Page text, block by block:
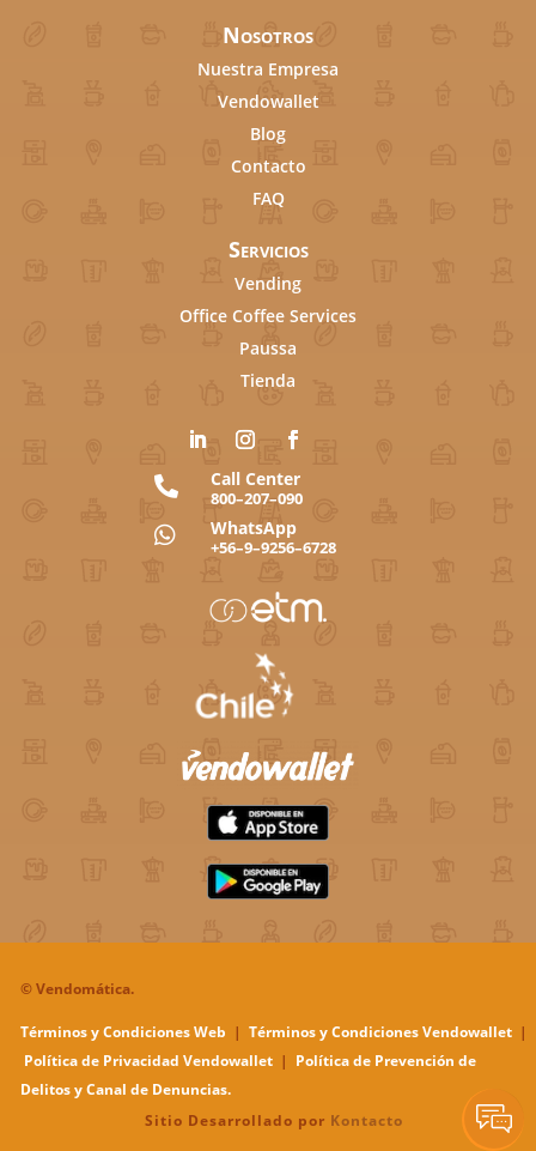
Nosotros
Nuestra Empresa
Vendowallet
Blog
Contacto
FAQ
Servicios
Vending
Office Coffee Services
Paussa
Tienda
 Call Center
800–207–090
 WhatsApp
+56–9–9256–6728
©Vendomática.
Términos y Condiciones Web | Términos y Condiciones Vendowallet |
Política de Privacidad Vendowallet | Política de Prevención de
Delitos y Canal de Denuncias.
Sitio Desarrollado por Kontacto